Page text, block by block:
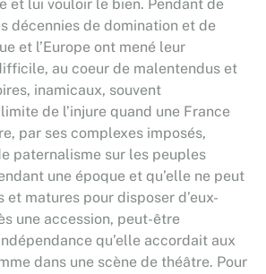
et lui vouloir le bien. Pendant de
décennies de domination et de
et l’Europe ont mené leur
au coeur de malentendus et
inamicaux, souvent
de l’injure quand une France
par ses complexes imposés,
paternalisme sur les peuples
une époque et qu’elle ne peut
et matures pour disposer d’eux-
une accession, peut-être
qu’elle accordait aux
dans une scène de théâtre. Pour